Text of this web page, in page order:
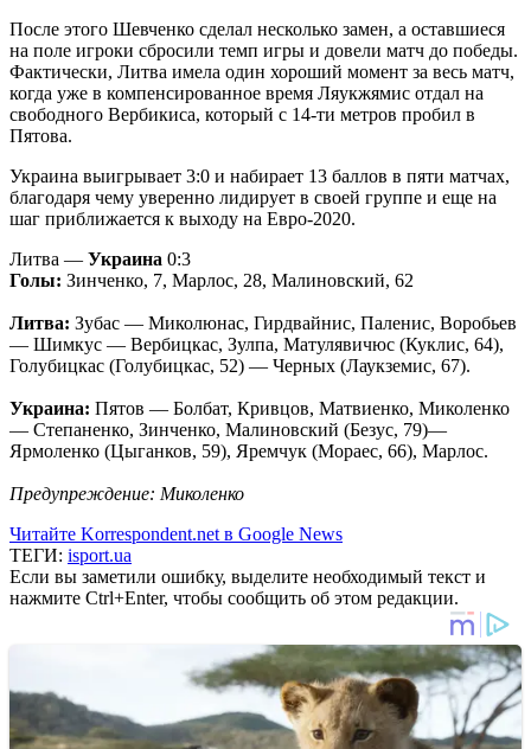
После этого Шевченко сделал несколько замен, а оставшиеся
на поле игроки сбросили темп игры и довели матч до победы.
Фактически, Литва имела один хороший момент за весь матч,
когда уже в компенсированное время Ляукжямис отдал на
свободного Вербикиса, который с 14-ти метров пробил в
Пятова.
Украина выигрывает 3:0 и набирает 13 баллов в пяти матчах,
благодаря чему уверенно лидирует в своей группе и еще на
шаг приближается к выходу на Евро-2020.
Литва — Украина 0:3
Голы: Зинченко, 7, Марлос, 28, Малиновский, 62
Литва: Зубас — Миколюнас, Гирдвайнис, Паленис, Воробьев
— Шимкус — Вербицкас, Зулпа, Матулявичюс (Куклис, 64),
Голубицкас (Голубицкас, 52) — Черных (Лаукземис, 67).
Украина: Пятов — Болбат, Кривцов, Матвиенко, Миколенко
— Степаненко, Зинченко, Малиновский (Безус, 79)—
Ярмоленко (Цыганков, 59), Яремчук (Мораес, 66), Марлос.
Предупреждение: Миколенко
Читайте Korrespondent.net в Google News
ТЕГИ: isport.ua
Если вы заметили ошибку, выделите необходимый текст и
нажмите Ctrl+Enter, чтобы сообщить об этом редакции.